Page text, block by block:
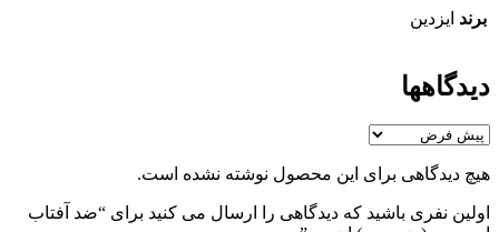
برند ایزدین
دیدگاهها
هیچ دیدگاهی برای این محصول نوشته نشده است.
اولین نفری باشید که دیدگاهی را ارسال می کنید برای “ضد آفتاب